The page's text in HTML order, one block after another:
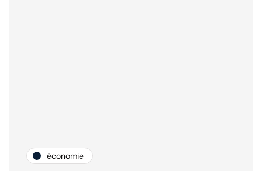
économie